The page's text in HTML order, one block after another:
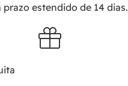
estendido de 14 dias.